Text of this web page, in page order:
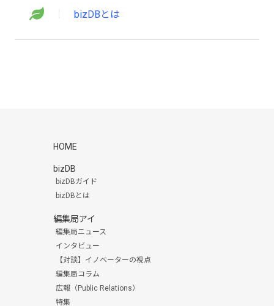
bizDBとは
HOME
bizDB
bizDBガイド
bizDBとは
編集局アイ
編集局ニュース
インタビュー
【対談】イノベーターの視点
編集局コラム
広報（Public Relations）
特集